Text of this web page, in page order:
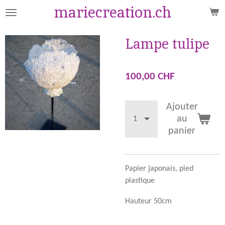
Passer
contenu
principal
mariecreation.ch
Lampe tulipe
100,00 CHF
Ajouter
au
panier
Papier japonais, pied
plastique
Hauteur 50cm